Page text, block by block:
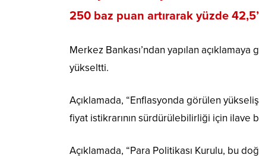
250 baz puan artırarak yüzde
Merkez Bankası’ndan yapılan
yükseltti.
Açıklamada, “Enflasyonda görülen
fiyat istikrarının sürdürülebilirliği için
Açıklamada, “Para Politikası Kurulu, bu